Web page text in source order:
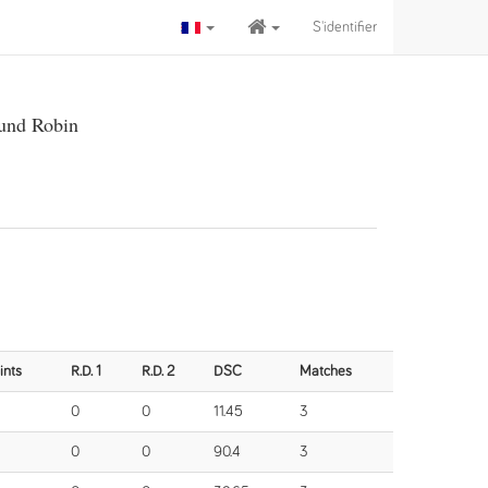
S'identifier
Robin
R.D. 1 R.D. 2 DSC Matches
0 0 11.45 3
0 0 90.4 3